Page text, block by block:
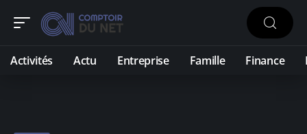
Activités Actu Entreprise Famille Finance